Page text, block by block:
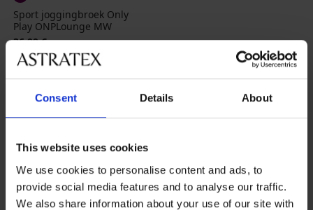
Consent Details About
This website uses cookies
We use cookies to personalise content and ads, to
provide social media features and to analyse our traffic.
We also share information about your use of our site with
Sport joggingbroek Only
Play ONPLounge MW
36,99 €
5% van de aankoop Kopen zonder risico